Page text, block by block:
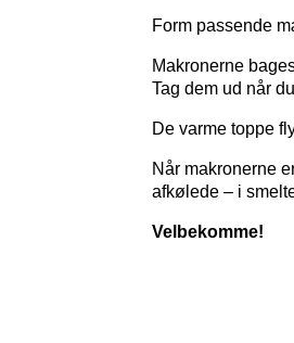
Form passende
Makronerne
Tag dem ud når
De varme toppe
Når makronerne
afkølede – i
Velbekomme!